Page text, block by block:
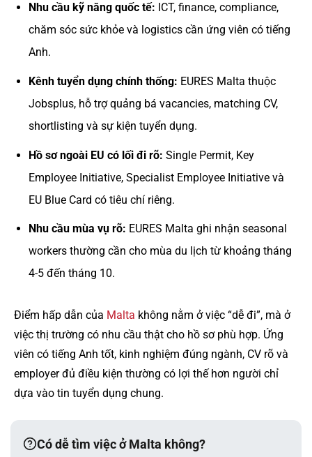
Nhu cầu kỹ năng quốc tế: ICT, finance, compliance,
chăm sóc sức khỏe và logistics cần ứng viên có tiếng
Anh.
Kênh tuyển dụng chính thống: EURES Malta thuộc
Jobsplus, hỗ trợ quảng bá vacancies, matching CV,
shortlisting và sự kiện tuyển dụng.
Hồ sơ ngoài EU có lối đi rõ: Single Permit, Key
Employee Initiative, Specialist Employee Initiative và
EU Blue Card có tiêu chí riêng.
Nhu cầu mùa vụ rõ: EURES Malta ghi nhận seasonal
workers thường cần cho mùa du lịch từ khoảng tháng
4-5 đến tháng 10.
Điểm hấp dẫn của Malta không nằm ở việc “dễ đi”, mà ở
việc thị trường có nhu cầu thật cho hồ sơ phù hợp. Ứng
viên có tiếng Anh tốt, kinh nghiệm đúng ngành, CV rõ và
employer đủ điều kiện thường có lợi thế hơn người chỉ
dựa vào tin tuyển dụng chung.
Có dễ tìm việc ở Malta không?